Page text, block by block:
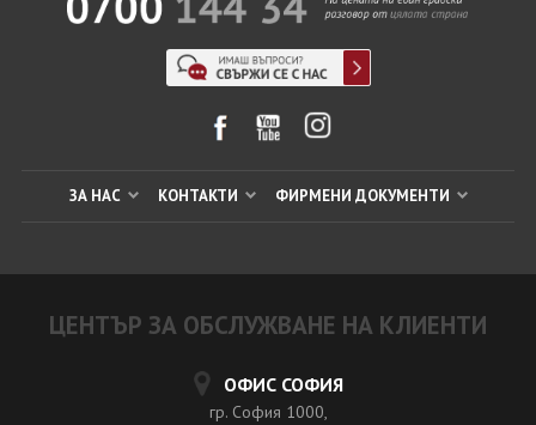
ЗА НАС КОНТАКТИ ФИРМЕНИ ДОКУМЕНТИ
ЦЕНТЪР ЗА ОБСЛУЖВАНЕ НА КЛИЕНТИ
ОФИС СОФИЯ
гр. София 1000,